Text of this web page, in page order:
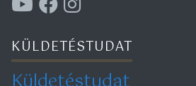
KÜLDETÉSTUDAT